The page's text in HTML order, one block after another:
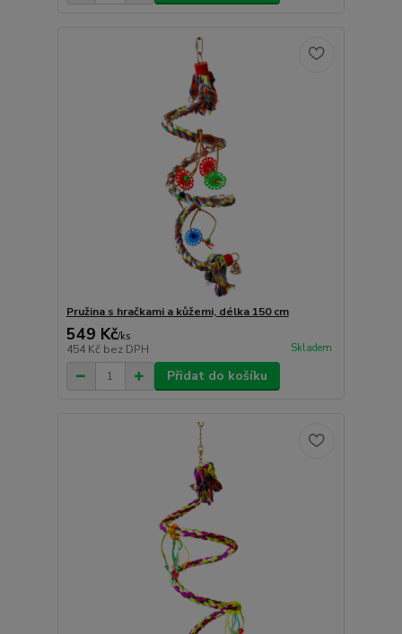
Pružina s hračkami a kůžemi, délka 150 cm
549 Kč/ks
454 Kč bez DPH Skladem
Přidat do košíku